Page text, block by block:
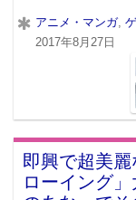
アニメ・マンガ,
2017年8月27日
即興で超美
ローイング